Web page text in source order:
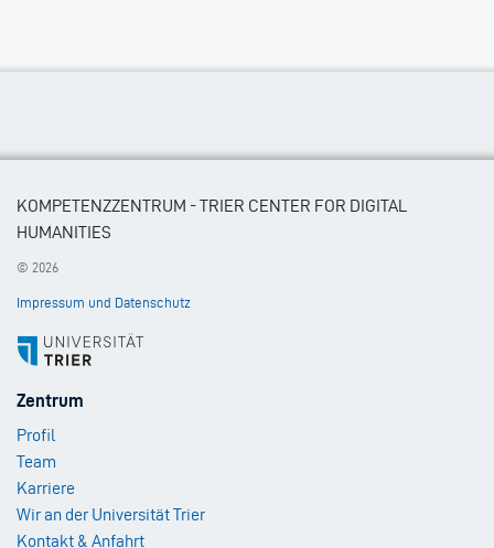
KOMPETENZZENTRUM - TRIER CENTER FOR DIGITAL
HUMANITIES
© 2026
Impressum und Datenschutz
Footer
1
Zentrum
Profil
Team
Karriere
Wir an der Universität Trier
Kontakt & Anfahrt